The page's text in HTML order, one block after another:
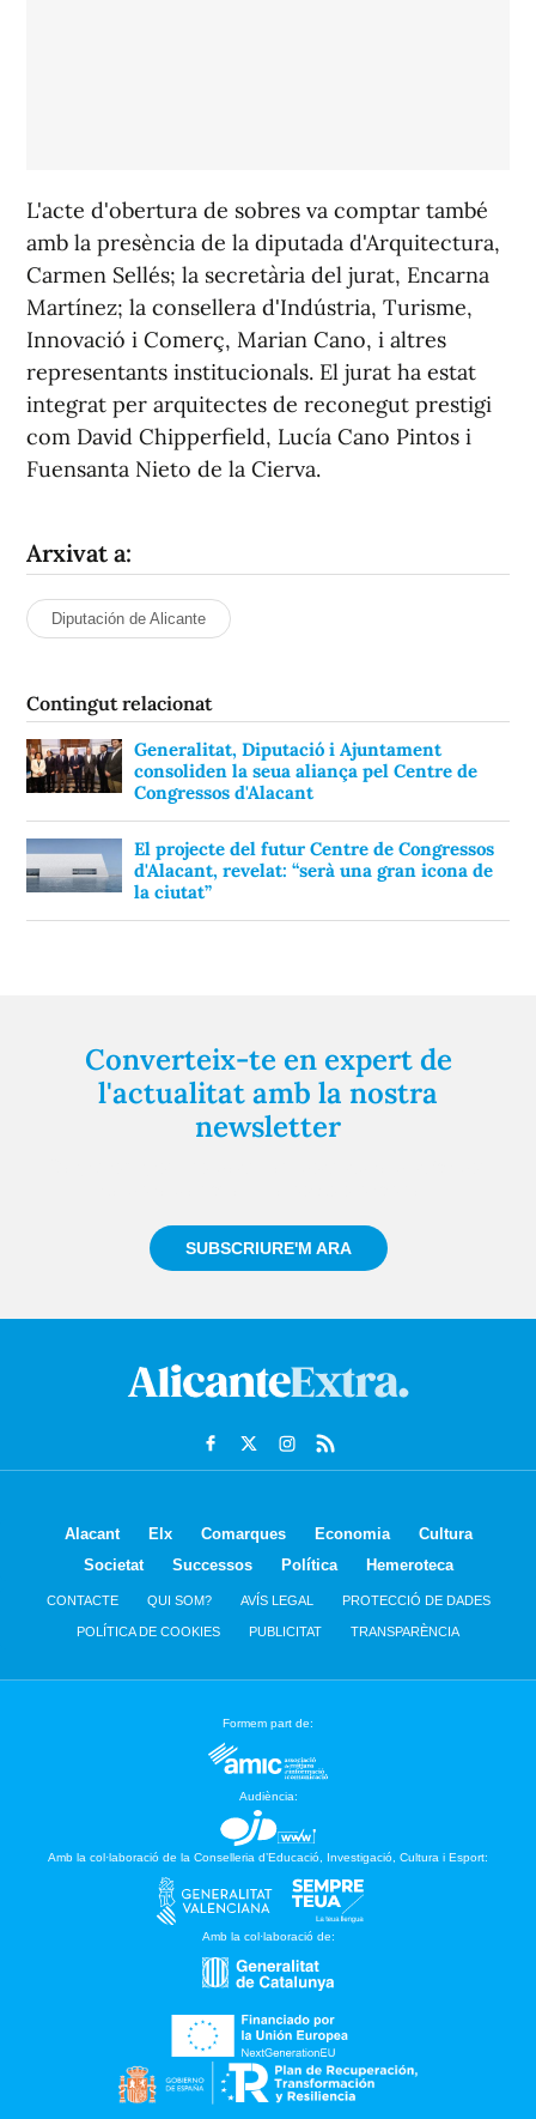
L'acte d'obertura de sobres va comptar també
amb la presència de la diputada d'Arquitectura,
Carmen Sellés; la secretària del jurat, Encarna
Martínez; la consellera d'Indústria, Turisme,
Innovació i Comerç, Marian Cano, i altres
representants institucionals. El jurat ha estat
integrat per arquitectes de reconegut prestigi
com David Chipperfield, Lucía Cano Pintos i
Fuensanta Nieto de la Cierva.
Arxivat a:
Diputación de Alicante
Contingut relacionat
Generalitat, Diputació i Ajuntament
consoliden la seua aliança pel Centre de
Congressos d'Alacant
El projecte del futur Centre de Congressos
d'Alacant, revelat: “serà una gran icona de
la ciutat”
Converteix-te en expert de
l'actualitat amb la nostra
newsletter
SUBSCRIURE'M ARA
Alacant Elx Comarques Economia
Cultura
Societat
Successos Política Hemeroteca
CONTACTE QUI SOM? AVÍS LEGAL PROTECCIÓ DE DADES
POLÍTICA DE COOKIES PUBLICITAT TRANSPARÈNCIA
Formem part de:
Audiència:
Amb la col·laboració de la Conselleria d’Educació, Investigació, Cultura i Esport:
Amb la col·laboració de: